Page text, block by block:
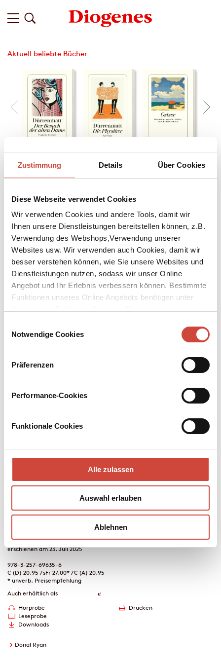
Zustimmung Details Über Cookies
Diese Webseite verwendet Cookies
Wir verwenden Cookies und andere Tools, damit wir
Ihnen unsere Dienstleistungen bereitstellen können, z.B.
Verwendung des Webshops,Verwendung unserer
Websites usw. Wir verwenden auch Cookies, damit wir
besser verstehen können, wie Sie unsere Websites und
Dienstleistungen nutzen, sodass wir unser Online
Angebot und Ihr Erlebnis verbessern können. Bestimmte
Funktionen unseres Online Angebots benötigen unter
Notwendige Cookies
Präferenzen
Performance-Cookies
Funktionale Cookies
Alle zulassen
Auswahl erlauben
Ablehnen
Aktuell beliebte Bücher
Filter
Kaufen
Die Königin von Dirt Island
Ungekürzt gelesen von Stephanie Wenninger. Aus dem irischen
Englisch von Anna-Nina Kroll
Nach dem Tod ihres Mannes bringt Eileen ihre Tochter allein
auch ihre eigene Tochter jung und unehelich Mutter wird. Doch in
den Frauen der Familie Aylward stecken Kraft und Mut, und es
Mehr zum Inhalt
6 Std. 48 Min.
erschienen am 23. Juli 2025
978-3-257-69635-6
€ (D) 20.95 / sFr 27.00* / € (A) 20.95
* unverb. Preisempfehlung
Auch erhältlich als
Hörprobe
Leseprobe
Downloads
Drucken
→ Donal Ryan